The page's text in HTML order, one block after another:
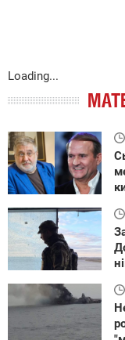
Loading...